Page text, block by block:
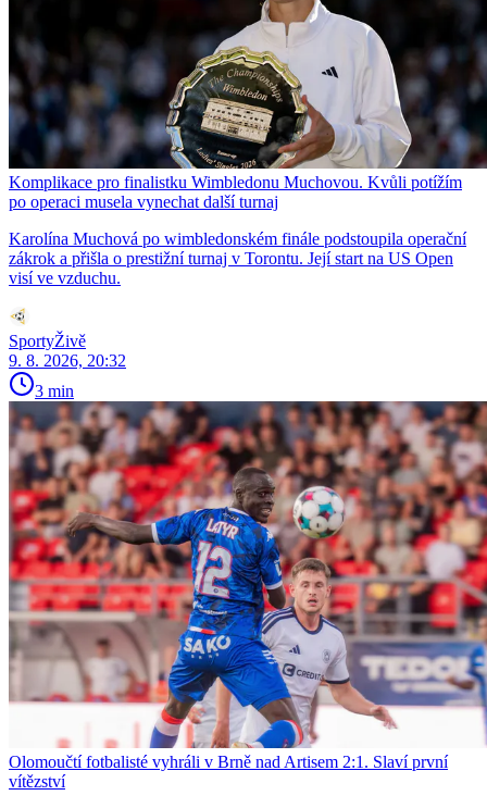
Komplikace pro finalistku Wimbledonu Muchovou. Kvůli potížím
po operaci musela vynechat další turnaj
Karolína Muchová po wimbledonském finále podstoupila operační
zákrok a přišla o prestižní turnaj v Torontu. Její start na US Open
visí ve vzduchu.
SportyŽivě
9. 8. 2026, 20:32
3 min
Olomoučtí fotbalisté vyhráli v Brně nad Artisem 2:1. Slaví první
vítězství